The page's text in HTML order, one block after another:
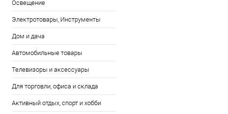
Освещение
Электротовары, Инструменты
Дом и дача
Автомобильные товары
Телевизоры и аксессуары
Для торговли, офиса и склада
Активный отдых, спорт и хобби